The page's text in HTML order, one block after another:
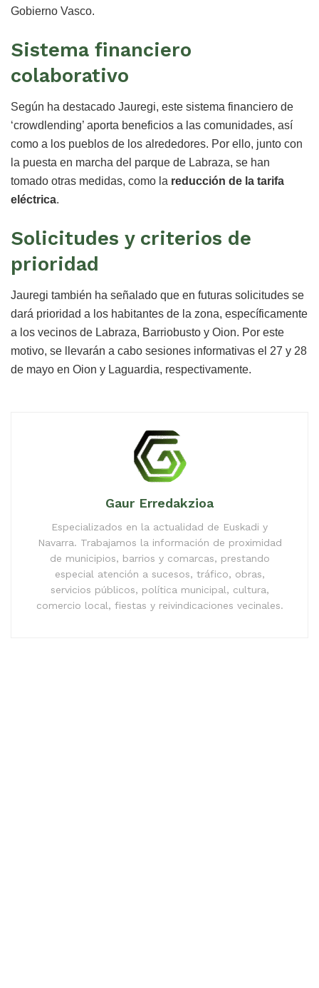
Gobierno Vasco.
Sistema financiero
colaborativo
Según ha destacado Jauregi, este sistema financiero de
‘crowdlending’ aporta beneficios a las comunidades, así
como a los pueblos de los alrededores. Por ello, junto con
la puesta en marcha del parque de Labraza, se han
tomado otras medidas, como la reducción de la tarifa
eléctrica.
Solicitudes y criterios de
prioridad
Jauregi también ha señalado que en futuras solicitudes se
dará prioridad a los habitantes de la zona, específicamente
a los vecinos de Labraza, Barriobusto y Oion. Por este
motivo, se llevarán a cabo sesiones informativas el 27 y 28
de mayo en Oion y Laguardia, respectivamente.
Gaur Erredakzioa
Especializados en la actualidad de Euskadi y
Navarra. Trabajamos la información de proximidad
de municipios, barrios y comarcas, prestando
especial atención a sucesos, tráfico, obras,
servicios públicos, política municipal, cultura,
comercio local, fiestas y reivindicaciones vecinales.